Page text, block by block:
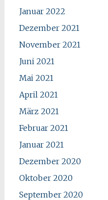
Januar 2022
Dezember 2021
November 2021
Juni 2021
Mai 2021
April 2021
März 2021
Februar 2021
Januar 2021
Dezember 2020
Oktober 2020
September 2020